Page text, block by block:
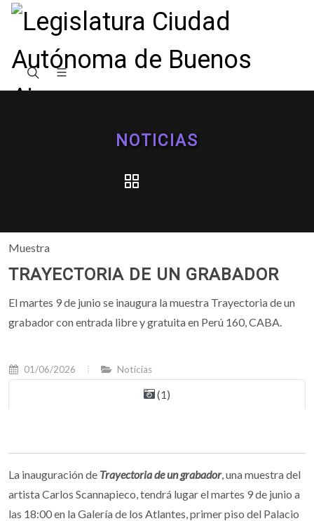
NOTICIAS
Muestra
TRAYECTORIA DE UN GRABADOR
El martes 9 de junio se inaugura la muestra Trayectoria de un
grabador con entrada libre y gratuita en Perú 160, CABA.
01/06/2026 Noticias
(1)
La inauguración de Trayectoria de un grabador, una muestra del
artista Carlos Scannapieco, tendrá lugar el martes 9 de junio a
las 18:00 en la Galería de los Atlantes, primer piso del Palacio